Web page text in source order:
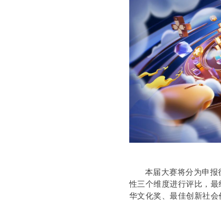
本届大赛将分为申
性三个维度进行评比，最
华文化奖、最佳创新社